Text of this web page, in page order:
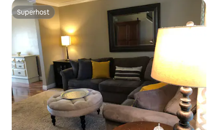
Superhost
Superhost